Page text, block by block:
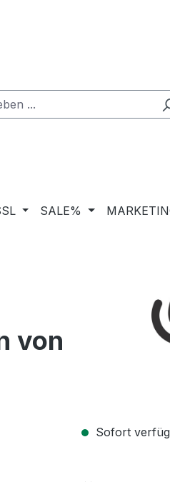
SALE%
von
Sofort